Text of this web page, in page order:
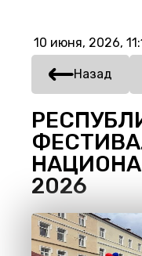
10 июня, 2026,
Назад
2026